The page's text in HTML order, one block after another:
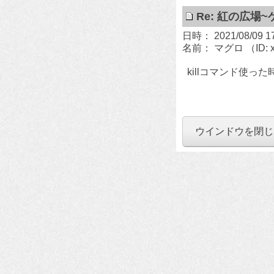
Re: 紅の広場~
日時： 2021/08/09
名前： マグロ
（ID:
killコマンド使った